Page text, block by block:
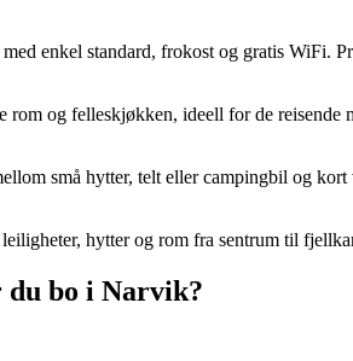
enkel standard, frokost og gratis WiFi.
rom og felleskjøkken, ideell for de
små hytter, telt eller campingbil og
hytter og rom fra sentrum til
bo i Narvik?